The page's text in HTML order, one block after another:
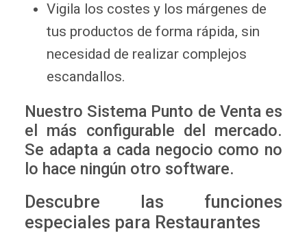
Vigila los costes y los márgenes de
tus productos de forma rápida, sin
necesidad de realizar complejos
escandallos.
Nuestro Sistema Punto de Venta es
el más configurable del mercado.
Se adapta a cada negocio como no
lo hace ningún otro software.
Descubre las funciones
especiales para Restaurantes